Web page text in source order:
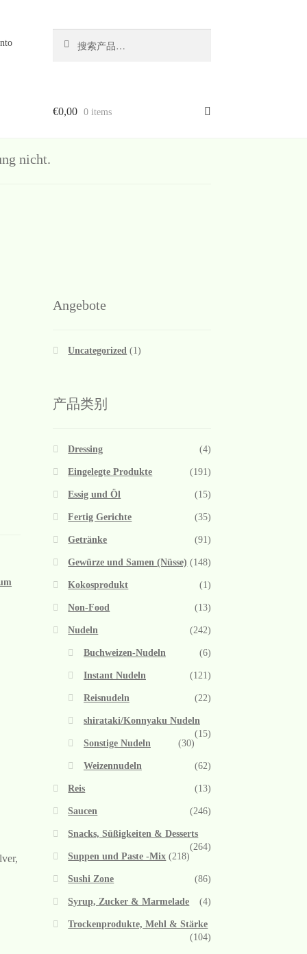
索：
€0,00 0 items
nicht.
Angebote
Uncategorized (1)
产品类别
Dressing (4)
Eingelegte Produkte (191)
Essig und Öl (15)
Fertig Gerichte (35)
Getränke (91)
Gewürze und Samen (Nüsse) (148)
Kokosprodukt (1)
Non-Food (13)
Nudeln (242)
Buchweizen-Nudeln (6)
Instant Nudeln (121)
Reisnudeln (22)
shirataki/Konnyaku Nudeln
(15)
Sonstige Nudeln
(30)
Weizennudeln (62)
Reis (13)
Saucen (246)
Snacks, Süßigkeiten & Desserts
(264)
Suppen und Paste -Mix (218)
Sushi Zone (86)
Syrup, Zucker & Marmelade (4)
Trockenprodukte, Mehl & Stärke
(104)